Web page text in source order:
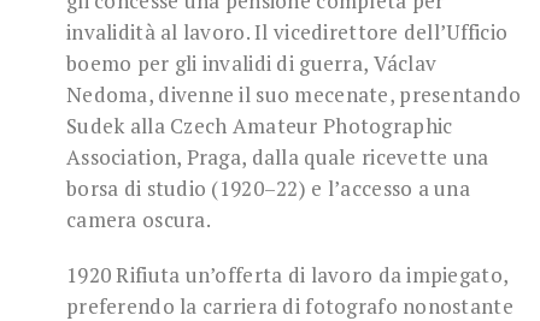
invalidità al lavoro. Il vicedirettore dell’Ufficio
boemo per gli invalidi di guerra, Václav
Nedoma, divenne il suo mecenate, presentando
Sudek alla Czech Amateur Photographic
Association, Praga, dalla quale ricevette una
borsa di studio (1920–22) e l’accesso a una
camera oscura.
1920 Rifiuta un’offerta di lavoro da impiegato,
preferendo la carriera di fotografo nonostante